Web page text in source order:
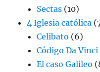
Sectas (10)
4 Iglesia católica
Celibato (6)
Código Da Vinci
El caso Galileo